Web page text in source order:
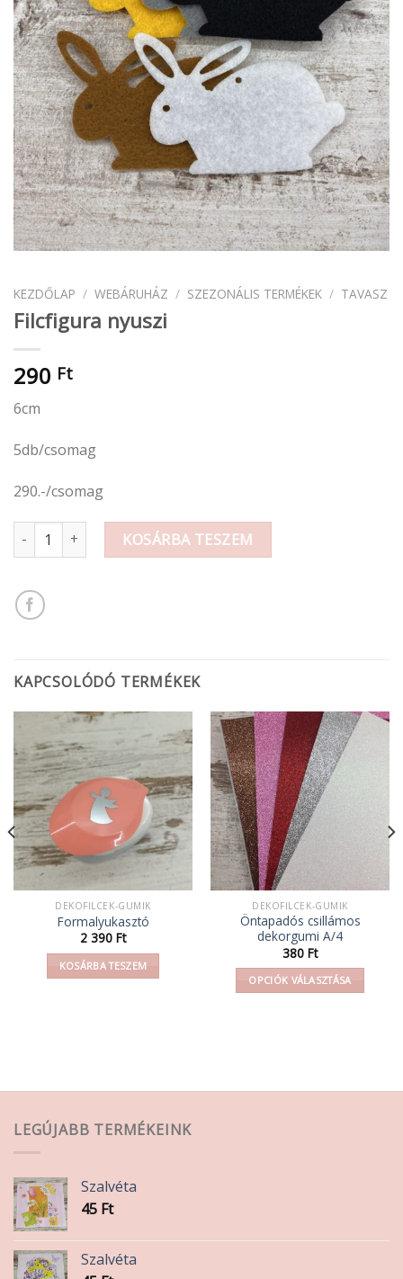
KEZDŐLAP / WEBÁRUHÁZ / SZEZONÁLIS TERMÉKEK / TAVASZ
Filcfigura nyuszi
290 Ft
6cm
5db/csomag
290.-/csomag
Filcfigura nyuszi mennyiségKOSÁRBA TESZEM
KAPCSOLÓDÓ TERMÉKEK
DEKOFILCEK-GUMIK
Formalyukasztó
2 390 Ft
KOSÁRBA TESZEM
DEKOFILCEK-GUMIK
Öntapadós csillámos
dekorgumi A/4
380 Ft
OPCIÓK VÁLASZTÁSA
van.
LEGÚJABB TERMÉKEINK
Szalvéta
45 Ft
Szalvéta